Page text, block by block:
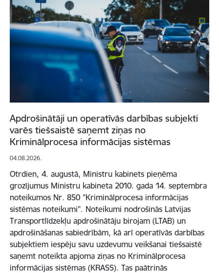
Apdrošinātāji un operatīvās darbības subjekti
varēs tiešsaistē saņemt ziņas no
Kriminālprocesa informācijas sistēmas
04.08.2026.
Otrdien, 4. augustā, Ministru kabinets pieņēma
grozījumus Ministru kabineta 2010. gada 14. septembra
noteikumos Nr. 850 "Kriminālprocesa informācijas
sistēmas noteikumi". Noteikumi nodrošinās Latvijas
Transportlīdzekļu apdrošinātāju birojam (LTAB) un
apdrošināšanas sabiedrībām, kā arī operatīvās darbības
subjektiem iespēju savu uzdevumu veikšanai tiešsaistē
saņemt noteikta apjoma ziņas no Kriminālprocesa
informācijas sistēmas (KRASS). Tas paātrinās